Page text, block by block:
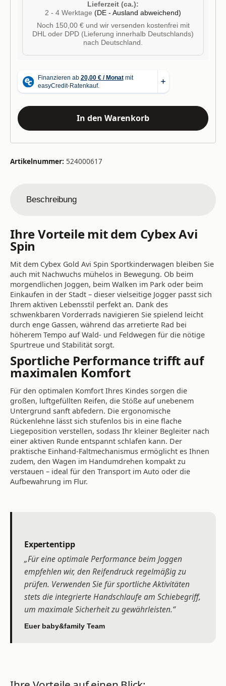
Lieferzeit (ca.):
2 - 4 Werktage (DE - Ausland abweichend)
Noch 150,00 € und wir versenden kostenfrei mit
DHL oder DPD (Lieferung innerhalb Deutschlands)
nach Deutschland.
In den Warenkorb
Artikelnummer: 524000617
Beschreibung
Ihre Vorteile mit dem Cybex Avi
Spin
Mit dem Cybex Gold Avi Spin Sportkinderwagen bleiben Sie
auch mit Nachwuchs mühelos in Bewegung. Ob beim
morgendlichen Joggen, beim Walken im Park oder beim
Einkaufen in der Stadt – dieser vielseitige Jogger passt sich
Ihrem aktiven Lebensstil perfekt an. Dank des
schwenkbaren Vorderrads navigieren Sie spielend leicht
durch enge Gassen, während das arretierte Rad bei
höherem Tempo auf Wald- und Feldwegen für die nötige
Spurtreue und Stabilität sorgt.
Sportliche Performance trifft auf
maximalen Komfort
Für den optimalen Komfort Ihres Kindes sorgen die
großen, luftgefüllten Reifen, die Stöße auf unebenem
Untergrund sanft abfedern. Die ergonomische
Rückenlehne lässt sich stufenlos bis in eine flache
Liegeposition verstellen, sodass Ihr kleiner Begleiter nach
einer aktiven Runde entspannt schlafen kann. Der
praktische Einhand-Faltmechanismus ermöglicht es Ihnen
zudem, den Wagen im Handumdrehen kompakt zu
verstauen – ideal für den Transport im Auto oder die
Aufbewahrung im Flur.
Expertentipp
„Für eine optimale Performance beim Joggen
empfehlen wir, den Reifendruck regelmäßig zu
prüfen. Verwenden Sie für sportliche Aktivitäten
stets die integrierte Handschlaufe am Schiebegriff,
um maximale Sicherheit zu gewährleisten.“
Euer baby&family Team